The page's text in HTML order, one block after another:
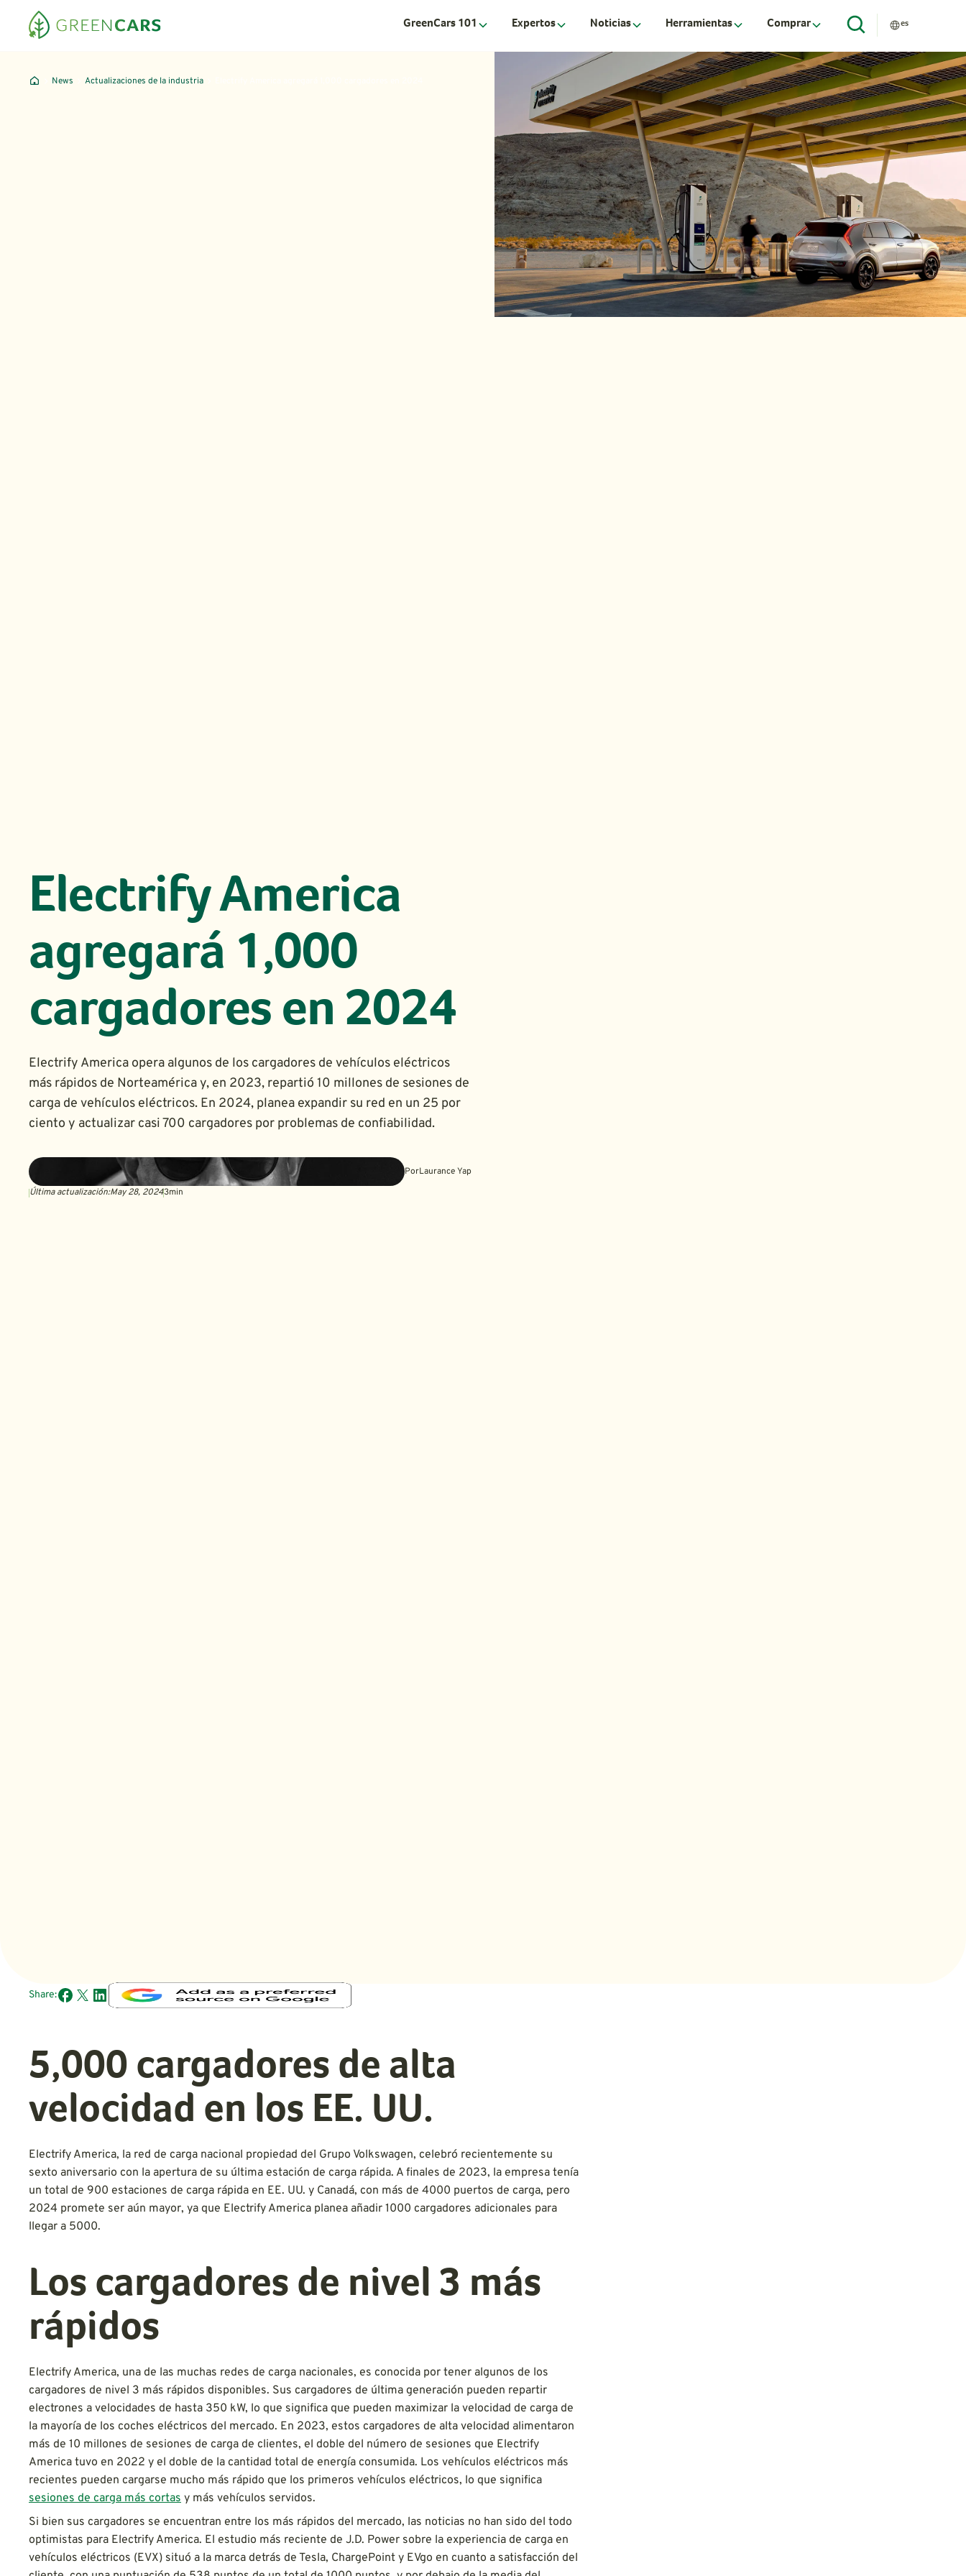
GreenCars 101 Expertos Noticias Herramientas Comprar es
News Actualizaciones de la industria
Electrify America
agregará 1,000
cargadores en 2024
Electrify America opera algunos de los cargadores de vehículos eléctricos
más rápidos de Norteamérica y, en 2023, repartió 10 millones de sesiones de
carga de vehículos eléctricos. En 2024, planea expandir su red en un 25 por
ciento y actualizar casi 700 cargadores por problemas de confiabilidad.
PorLaurance Yap
Última actualización:May 28, 20243min
Share:
5,000 cargadores de alta
velocidad en los EE. UU.
Electrify America, la red de carga nacional propiedad del Grupo Volkswagen, celebró recientemente su
sexto aniversario con la apertura de su última estación de carga rápida. A finales de 2023, la empresa tenía
un total de 900 estaciones de carga rápida en EE. UU. y Canadá, con más de 4000 puertos de carga, pero
2024 promete ser aún mayor, ya que Electrify America planea añadir 1000 cargadores adicionales para
llegar a 5000.
Los cargadores de nivel 3 más
rápidos
Electrify America, una de las muchas redes de carga nacionales, es conocida por tener algunos de los
cargadores de nivel 3 más rápidos disponibles. Sus cargadores de última generación pueden repartir
electrones a velocidades de hasta 350 kW, lo que significa que pueden maximizar la velocidad de carga de
la mayoría de los coches eléctricos del mercado. En 2023, estos cargadores de alta velocidad alimentaron
más de 10 millones de sesiones de carga de clientes, el doble del número de sesiones que Electrify
America tuvo en 2022 y el doble de la cantidad total de energía consumida. Los vehículos eléctricos más
recientes pueden cargarse mucho más rápido que los primeros vehículos eléctricos, lo que significa
sesiones de carga más cortas y más vehículos servidos.
Si bien sus cargadores se encuentran entre los más rápidos del mercado, las noticias no han sido del todo
optimistas para Electrify America. El estudio más reciente de J.D. Power sobre la experiencia de carga en
vehículos eléctricos (EVX) situó a la marca detrás de Tesla, ChargePoint y EVgo en cuanto a satisfacción del